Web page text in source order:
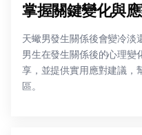
掌握關鍵變化與
天蠍男發生關係後會變冷淡
男生在發生關係後的心理變
享，並提供實用應對建議，
區。